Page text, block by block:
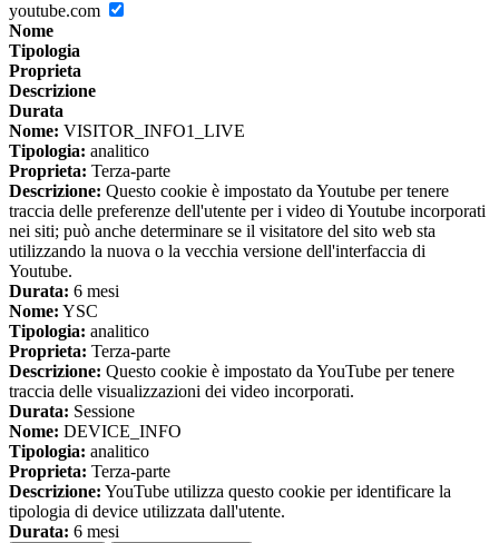
youtube.com
Nome
Tipologia
Proprieta
Descrizione
Durata
Nome: VISITOR_INFO1_LIVE
Tipologia: analitico
Proprieta: Terza-parte
Descrizione: Questo cookie è impostato da Youtube per tenere
traccia delle preferenze dell'utente per i video di Youtube incorporati
nei siti; può anche determinare se il visitatore del sito web sta
utilizzando la nuova o la vecchia versione dell'interfaccia di
Youtube.
Durata: 6 mesi
Nome: YSC
Tipologia: analitico
Proprieta: Terza-parte
Descrizione: Questo cookie è impostato da YouTube per tenere
traccia delle visualizzazioni dei video incorporati.
Durata: Sessione
Nome: DEVICE_INFO
Tipologia: analitico
Proprieta: Terza-parte
Descrizione: YouTube utilizza questo cookie per identificare la
tipologia di device utilizzata dall'utente.
Durata: 6 mesi